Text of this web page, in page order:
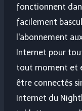
fonctionnent
facilement
l'abonnement
Internet pour
tout moment et
être connectés
Internet du